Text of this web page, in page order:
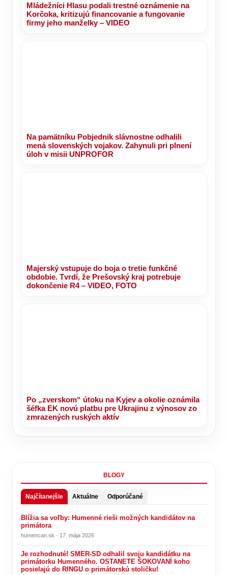
Mládežníci Hlasu podali trestné oznámenie na
Korčoka, kritizujú financovanie a fungovanie
firmy jeho manželky – VIDEO
Na pamätníku Pobjednik slávnostne odhalili
mená slovenských vojakov. Zahynuli pri plnení
úloh v misii UNPROFOR
Majerský vstupuje do boja o tretie funkčné
obdobie. Tvrdí, že Prešovský kraj potrebuje
dokončenie R4 – VIDEO, FOTO
Po „zverskom“ útoku na Kyjev a okolie oznámila
šéfka EK novú platbu pre Ukrajinu z výnosov zo
zmrazených ruských aktív
BLOGY
Najčítanejšie Aktuálne Odporúčané
Blížia sa voľby: Humenné rieši možných kandidátov na
primátora
humencan.sk · 17. mája 2026
Je rozhodnuté! SMER-SD odhalil svoju kandidátku na
primátorku Humenného. OSTANETE ŠOKOVANÍ koho
posielajú do RINGU o primátorskú stoličku!